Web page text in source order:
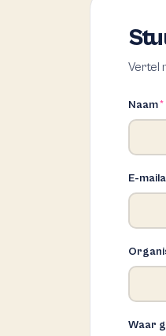
Vertel
Naam*
E-
Waar